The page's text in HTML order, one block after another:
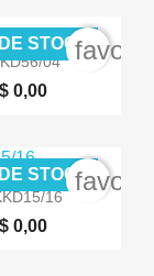
rápida
04
$ 0,00
STOCK
rápida
16
$ 0,00
STOCK